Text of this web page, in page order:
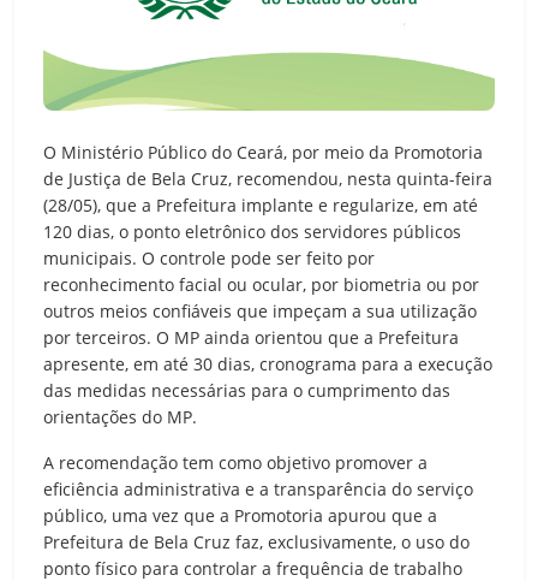
O Ministério Público do Ceará, por meio da Promotoria
de Justiça de Bela Cruz, recomendou, nesta quinta-feira
(28/05), que a Prefeitura implante e regularize, em até
120 dias, o ponto eletrônico dos servidores públicos
municipais. O controle pode ser feito por
reconhecimento facial ou ocular, por biometria ou por
outros meios confiáveis que impeçam a sua utilização
por terceiros. O MP ainda orientou que a Prefeitura
apresente, em até 30 dias, cronograma para a execução
das medidas necessárias para o cumprimento das
orientações do MP.
A recomendação tem como objetivo promover a
eficiência administrativa e a transparência do serviço
público, uma vez que a Promotoria apurou que a
Prefeitura de Bela Cruz faz, exclusivamente, o uso do
ponto físico para controlar a frequência de trabalho